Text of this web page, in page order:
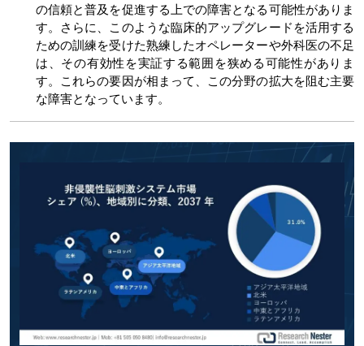
の信頼と普及を促進する上での障害となる可能性がありま
す。さらに、このような臨床的アップグレードを活用する
ための訓練を受けた熟練したオペレーターや外科医の不足
は、その有効性を実証する範囲を狭める可能性がありま
す。これらの要因が相まって、この分野の拡大を阻む主要
な障害となっています。